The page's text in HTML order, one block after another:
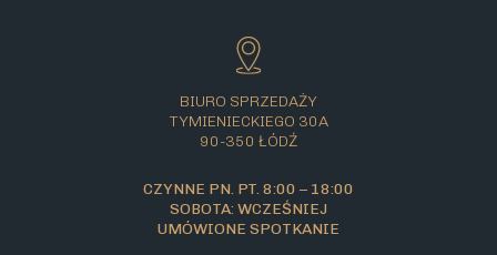
BIURO SPRZEDAŻY
TYMIENIECKIEGO 30A
90-350 ŁÓDŹ
CZYNNE PN. PT. 8:00 – 18:00
SOBOTA: WCZEŚNIEJ
UMÓWIONE SPOTKANIE